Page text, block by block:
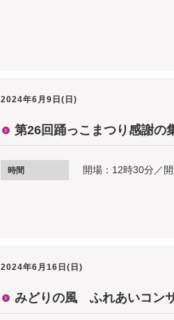
2024年6月9日(日)
第26回踊っこまつり感謝の
時間 開場：12時30分／
2024年6月16日(日)
みどりの風 ふれあいコン